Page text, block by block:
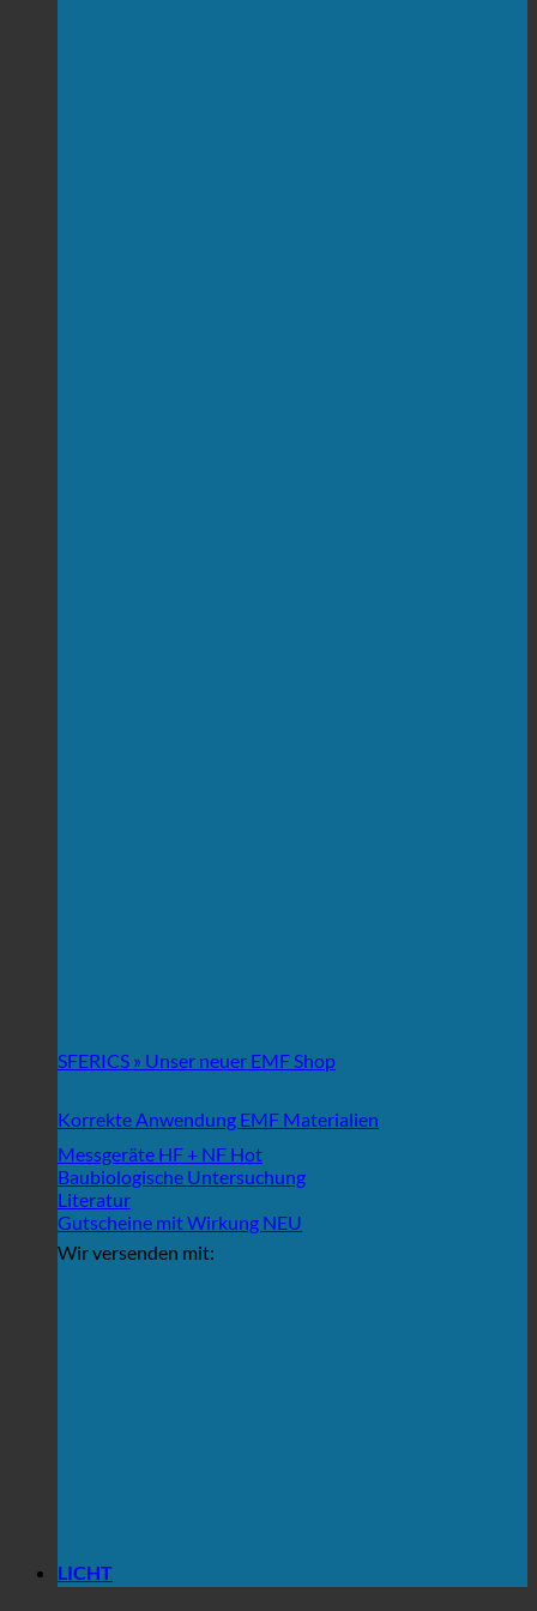
SFERICS » Unser neuer EMF Shop
Korrekte Anwendung EMF Materialien
Messgeräte HF + NF
Baubiologische Untersuchung
Literatur
Gutscheine mit Wirkung
Wir versenden mit:
LICHT